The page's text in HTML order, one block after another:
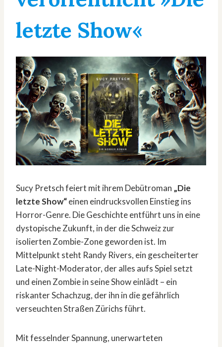
letzte Show«
Sucy Pretsch feiert mit ihrem Debütroman „Die
letzte Show“einen eindrucksvollen Einstieg ins
Horror-Genre. Die Geschichte entführt uns in eine
dystopische Zukunft, in der die Schweiz zur
isolierten Zombie-Zone geworden ist. Im
Mittelpunkt steht Randy Rivers, ein gescheiterter
Late-Night-Moderator, der alles aufs Spiel setzt
und einen Zombie in seine Show einlädt – ein
riskanter Schachzug, der ihn in die gefährlich
verseuchten Straßen Zürichs führt.
Mit fesselnder Spannung, unerwarteten